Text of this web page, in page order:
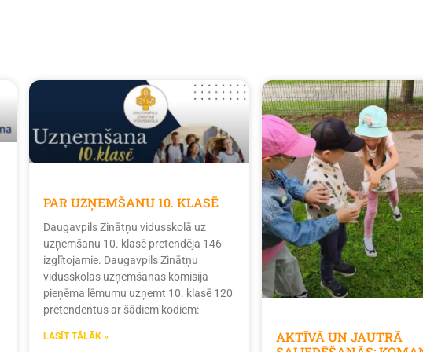
PAR UZŅEMŠANU 10. KLASĒ
Daugavpils Zinātņu vidusskolā uz
uzņemšanu 10. klasē pretendēja 146
izglītojamie. Daugavpils Zinātņu
vidusskolas uzņemšanas komisija
pieņēma lēmumu uzņemt 10. klasē 120
pretendentus ar šādiem kodiem:
LASĪT TĀLĀK »
AKTĪVĀ UN JAUTRĀ